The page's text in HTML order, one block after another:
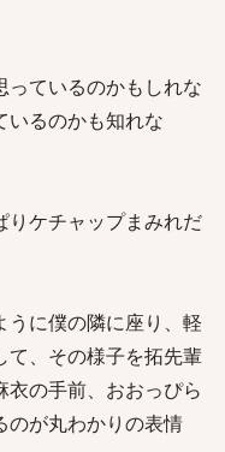
ているのかもしれな
いるのかも知れな
りケチャップまみれだ
うに僕の隣に座り、軽
て、その様子を拓先輩
の手前、おおっぴら
のが丸わかりの表情